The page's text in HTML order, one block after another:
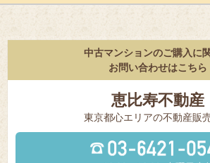
中古マンションのご購入に
お問い合わせはこちら
恵比寿不動産
東京都⼼エリアの不動産販